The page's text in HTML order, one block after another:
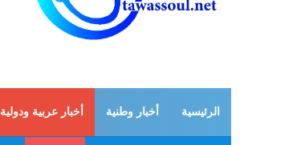
الرئيسية أخبار وطنية أخبار عربية ودولية